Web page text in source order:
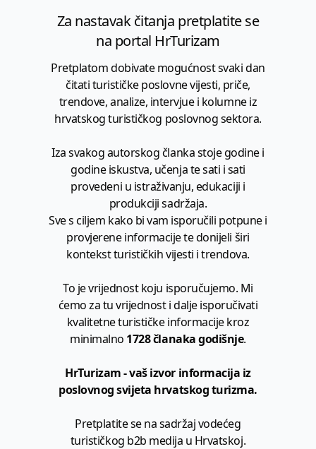
Za nastavak čitanja pretplatite se
na portal HrTurizam
Pretplatom dobivate mogućnost svaki dan
čitati turističke poslovne vijesti, priče,
trendove, analize, intervjue i kolumne iz
hrvatskog turističkog poslovnog sektora.
Iza svakog autorskog članka stoje godine i
godine iskustva, učenja te sati i sati
provedeni u istraživanju, edukaciji i
produkciji sadržaja.
Sve s ciljem kako bi vam isporučili potpune i
provjerene informacije te donijeli širi
kontekst turističkih vijesti i trendova.
To je vrijednost koju isporučujemo. Mi
ćemo za tu vrijednost i dalje isporučivati
kvalitetne turističke informacije kroz
minimalno 1728 članaka godišnje.
HrTurizam - vaš izvor informacija iz
poslovnog svijeta hrvatskog turizma.
Pretplatite se na sadržaj vodećeg
turističkog b2b medija u Hrvatskoj.